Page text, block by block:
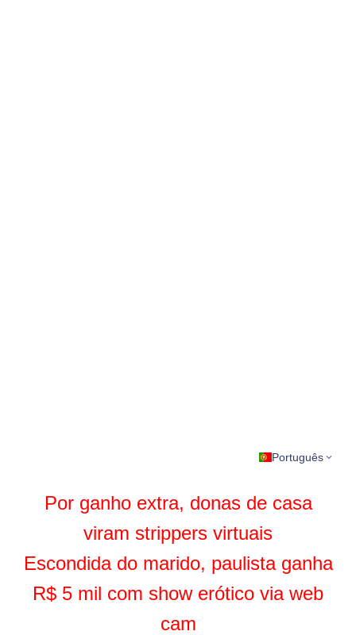
Português
Por ganho extra, donas de casa
viram strippers virtuais
Escondida do marido, paulista ganha
R$ 5 mil com show erótico via web
cam